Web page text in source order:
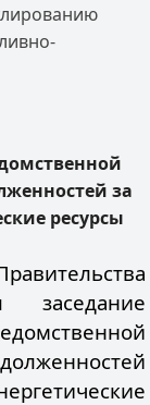
за
ресурсы